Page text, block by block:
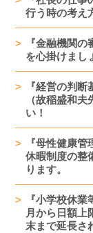
行う時の考え
『金融機関
を心掛けまし
『経営の判
（故稲盛和
い！
『母性健康
休暇制度の整
ります。
『小学校休
月から日額
末まで延長さ